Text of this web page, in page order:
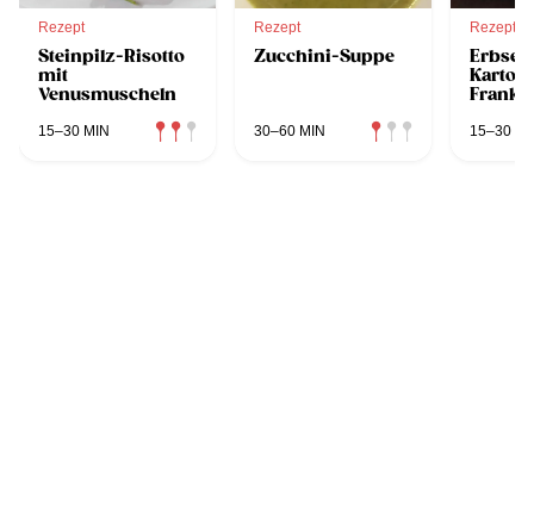
Rezept
Steinpilz-Risotto
mit
Venusmuscheln
15–30 MIN
Rezept
Zucchini-Suppe
30–60 MIN
Rezept
15–30